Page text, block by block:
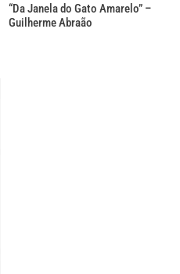
“Da Janela do Gato Amarelo” –
Guilherme Abraão